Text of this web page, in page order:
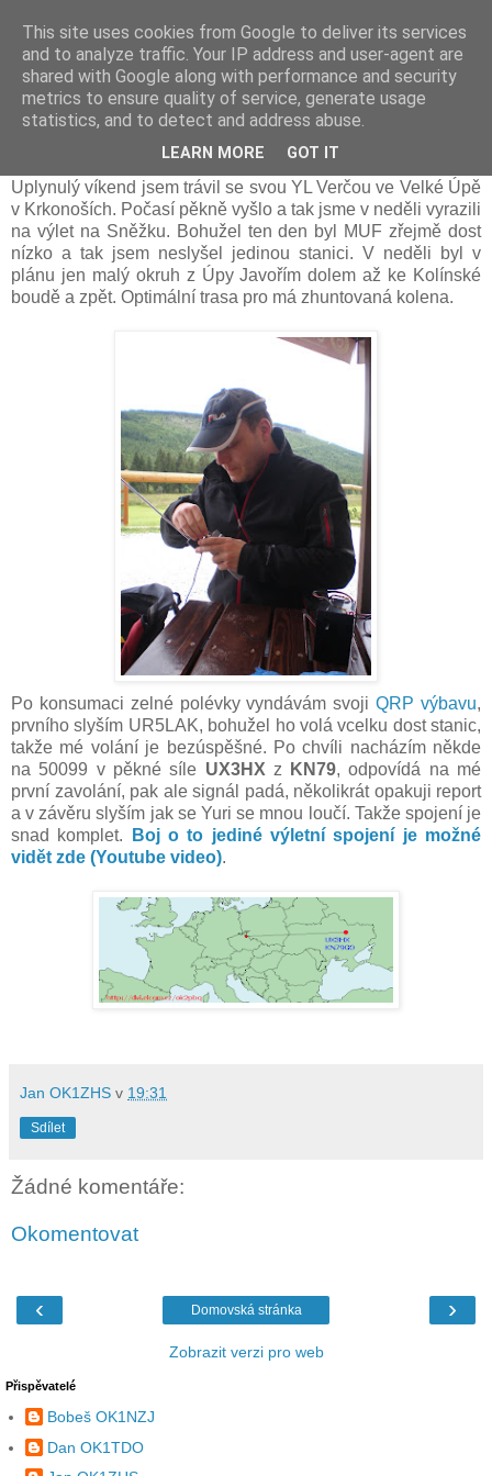
Prdec - Pardubice Hradec
S Mizuhem do Krkonoš
Uplynulý víkend jsem trávil se svou YL Verčou ve Velké Úpě
v Krkonoších. Počasí pěkně vyšlo a tak jsme v neděli vyrazili
na výlet na Sněžku. Bohužel ten den byl MUF zřejmě dost
nízko a tak jsem neslyšel jedinou stanici. V neděli byl v
plánu jen malý okruh z Úpy Javořím dolem až ke Kolínské
boudě a zpět. Optimální trasa pro má zhuntovaná kolena.
Po konsumaci zelné polévky vyndávám svojiQRP výbavu,
prvního slyším UR5LAK, bohužel ho volá vcelku dost stanic,
takže mé volání je bezúspěšné. Po chvíli nacházím někde
na 50099 v pěkné síle UX3HX z KN79, odpovídá na mé
první zavolání, pak ale signál padá, několikrát opakuji report
a v závěru slyším jak se Yuri se mnou loučí. Takže spojení je
snad komplet.
Boj o to jediné výletní spojení je možné
vidět zde (Youtube video).
Jan OK1ZHS v 19:31
Sdílet
Žádné komentáře:
Okomentovat
‹ ›
Domovská stránka
Zobrazit verzi pro web
Přispěvatelé
Bobeš OK1NZJ
Dan OK1TDO
This site uses cookies from Google to deliver its services
and to analyze traffic. Your IP address and user-agent are
shared with Google along with performance and security
metrics to ensure quality of service, generate usage
statistics, and to detect and address abuse.
LEARN MORE GOT IT